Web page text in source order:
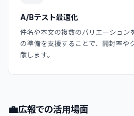
A/Bテスト最適化
件名や本文の複数のバリエーション
の準備を支援することで、開封率や
献します。
💼広報での活用場面